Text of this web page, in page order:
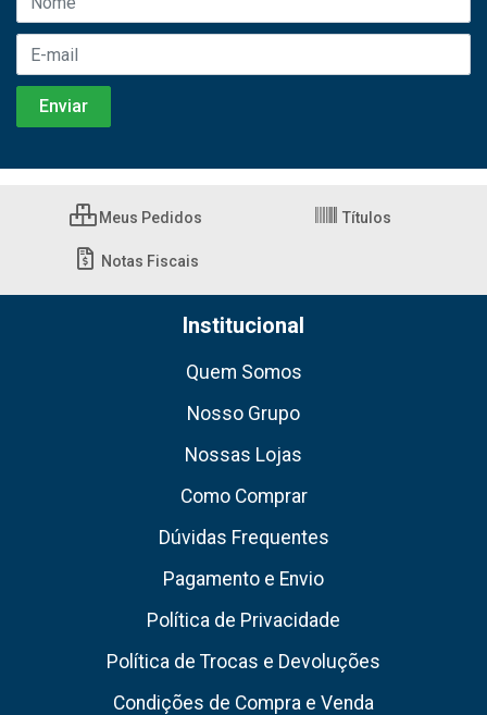
Meus Pedidos Títulos
Notas Fiscais
Institucional
Quem Somos
Nosso Grupo
Nossas Lojas
Como Comprar
Dúvidas Frequentes
Pagamento e Envio
Política de Privacidade
Política de Trocas e Devoluções
Condições de Compra e Venda